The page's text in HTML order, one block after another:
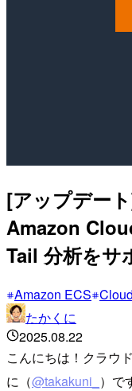
[アップデー
Amazon
Tail 分析をサ
Amazon ECS
たかくに
2025.08.22
こんにちは！クラウ
に（@takakuni_ ）で